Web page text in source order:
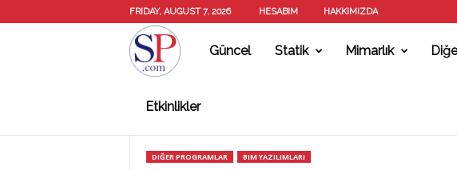
FRIDAY, AUGUST 7, 2026 HESABIM HAKKIMIZDA
T
A
Güncel Statik Mimarlık
Etkinlikler
DIĞER PROGRAMLAR BIM YAZILIMLARI